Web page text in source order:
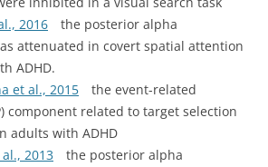
2016 the posterior alpha
attenuated in covert spatial attention
ADHD.
et al., 2015 the event-related
component related to target selection
adults with ADHD
2013 the posterior alpha